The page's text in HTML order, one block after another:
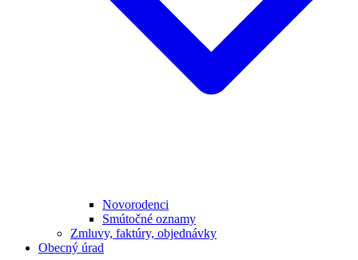
Novorodenci
Smútočné oznamy
Zmluvy, faktúry, objednávky
Obecný úrad